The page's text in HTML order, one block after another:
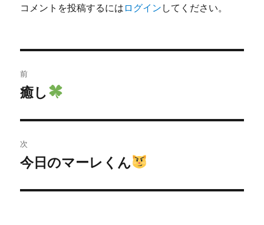
コメントを投稿するには ログイン してください。
稿
ビ
ゲ
ー
前
前
投
稿:
癒し
次
次
投
今日のマーレくん